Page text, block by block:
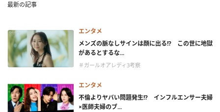
最新の記事
エンタメ
メンズの脈なしサインは顔に出る!? この世に地獄
があるとするな...
＃ガールオアレディ3考察
エンタメ
不倫よりヤバい問題発生!? インフルエンサー夫婦
×医師夫婦のブ...